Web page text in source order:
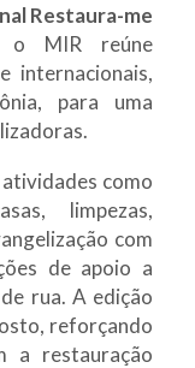
Restaura-me
o MIR reúne
internacionais,
para uma
como
limpezas,
com
de apoio a
rua. A edição
reforçando
a restauração